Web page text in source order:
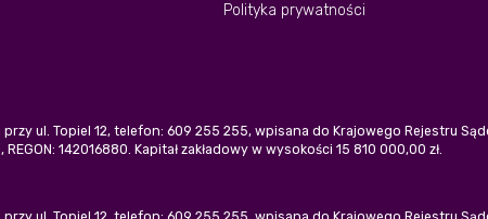
Polityka prywatności
ul. Topiel 12, telefon: 609 255 255, wpisana do Krajowego Rejestru
142016880. Kapitał zakładowy w wysokości 15 810 000,00 zł.